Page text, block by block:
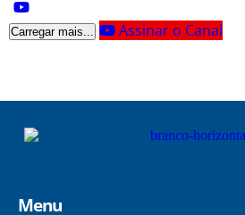
Carregar mais... Assinar o Canal
Menu